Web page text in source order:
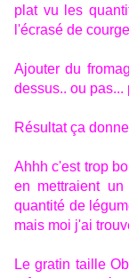
plat vu les
l'écrasé de
Ajouter du
dessus.. ou pas...
Résultat ça
Ahhh c'est trop
en mettraient
quantité de
mais moi j'ai
Le gratin taille